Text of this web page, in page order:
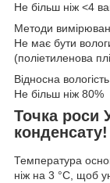
Не більш ніж <4
Методи
Не має бути
(поліетиленова
Відносна
Не більш ніж 80%
Точка роси
конденсату!
Температура
ніж на 3 °C, щоб